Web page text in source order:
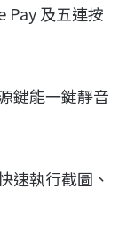
Pay 及五連按
鍵能一鍵靜音
速執行截圖、